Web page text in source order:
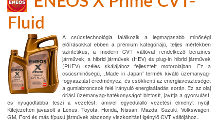
Fluid
A csúcstechnológia találkozik a legmagasabb minőségi
előírásokkal ebben a prémium kategóriájú, teljes mértékben
szintetikus, a modern CVT váltóval rendelkező benzines
járművek, a hibrid járművek (HEV) és plug-in hibrid járművek
(PHEV) széles skálájához fejlesztett motorolajban. Ez a
csúcsminőségű, „Made in Japan” termék kiváló üzemanyag-
fogyasztást eredményez, és csökkenti az energiaveszteséget
a gumiabroncsok felé irányuló energiaátadás során. Ez az olaj
óriási üzemanyag-hatékonyságot biztosít, javítja a gyorsulást,
és nyugodtabbá teszi a vezetést, amivel egyedülálló vezetési élményt nyújt.
Kifejezetten javasolt a Lexus, Toyota, Honda, Nissan, Mazda, Suzuki, Volkswagen,
GM, Ford és más típusú járművek alacsony viszkozitást igénylő CVT váltójához..